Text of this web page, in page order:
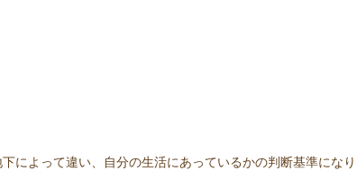
によって違い、自分の生活にあっているかの判断基準になり